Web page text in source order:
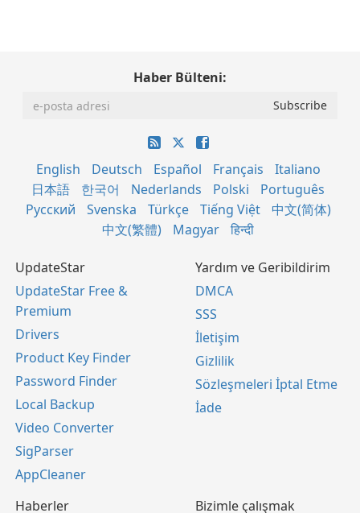
Haber Bülteni:
English Deutsch Español Français
Italiano
日本語
한국어 Nederlands Polski
Português
Русский
Svenska Türkçe Tiếng Việt
中文(简体)
中文(繁體)
Magyar हिन्दी
UpdateStar
UpdateStar Free &
Premium
Drivers
Product Key Finder
Password Finder
Local Backup
Video Converter
SigParser
AppCleaner
Yardım ve Geribildirim
DMCA
SSS
İletişim
Gizlilik
Sözleşmeleri İptal Etme
İade
Haberler Bizimle çalışmak